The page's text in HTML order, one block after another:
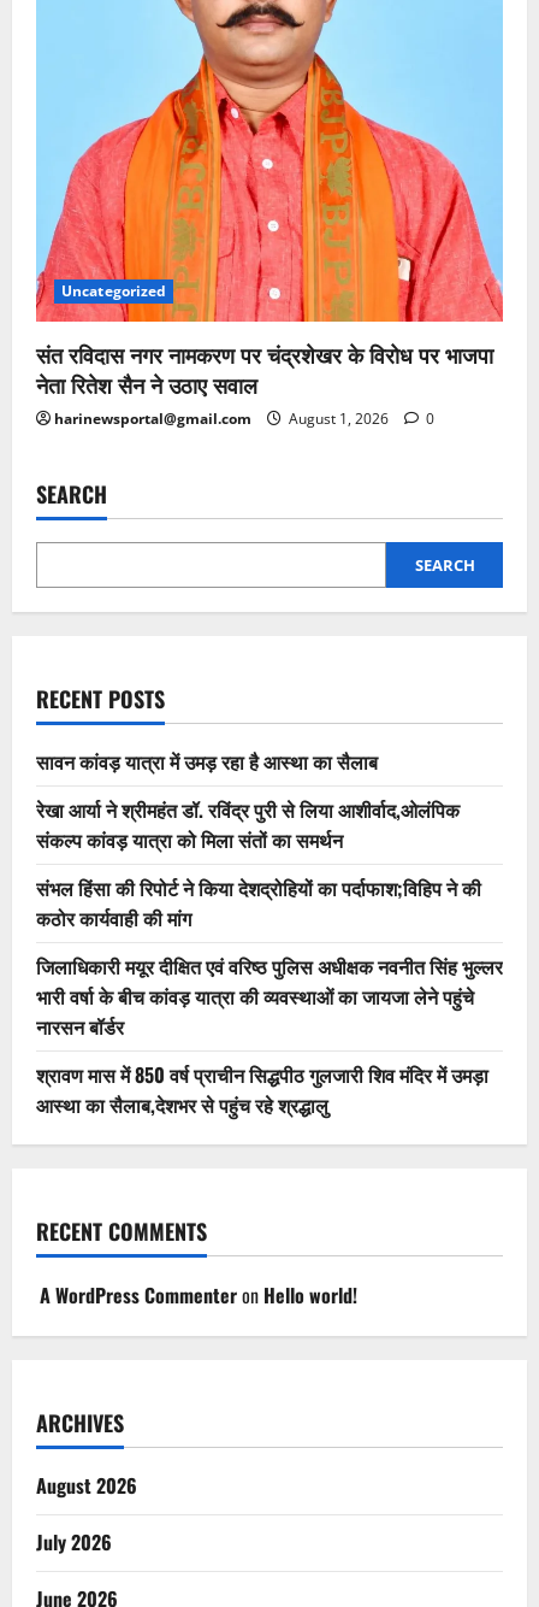
Uncategorized
संत रविदास नगर नामकरण पर चंद्रशेखर के विरोध पर भाजपा
नेता रितेश सैन ने उठाए सवाल
harinewsportal@gmail.com August 1, 2026 0
SEARCH
SEARCH
RECENT POSTS
सावन कांवड़ यात्रा में उमड़ रहा है आस्था का सैलाब
रेखा आर्या ने श्रीमहंत डॉ. रविंद्र पुरी से लिया आशीर्वाद,ओलंपिक
संकल्प कांवड़ यात्रा को मिला संतों का समर्थन
संभल हिंसा की रिपोर्ट ने किया देशद्रोहियों का पर्दाफाश;विहिप ने की
कठोर कार्यवाही की मांग
जिलाधिकारी मयूर दीक्षित एवं वरिष्ठ पुलिस अधीक्षक नवनीत सिंह भुल्लर
भारी वर्षा के बीच कांवड़ यात्रा की व्यवस्थाओं का जायजा लेने पहुंचे
नारसन बॉर्डर
श्रावण मास में 850 वर्ष प्राचीन सिद्धपीठ गुलजारी शिव मंदिर में उमड़ा
आस्था का सैलाब,देशभर से पहुंच रहे श्रद्धालु
RECENT COMMENTS
A WordPress Commenteron Hello world!
ARCHIVES
August 2026
July 2026
June 2026